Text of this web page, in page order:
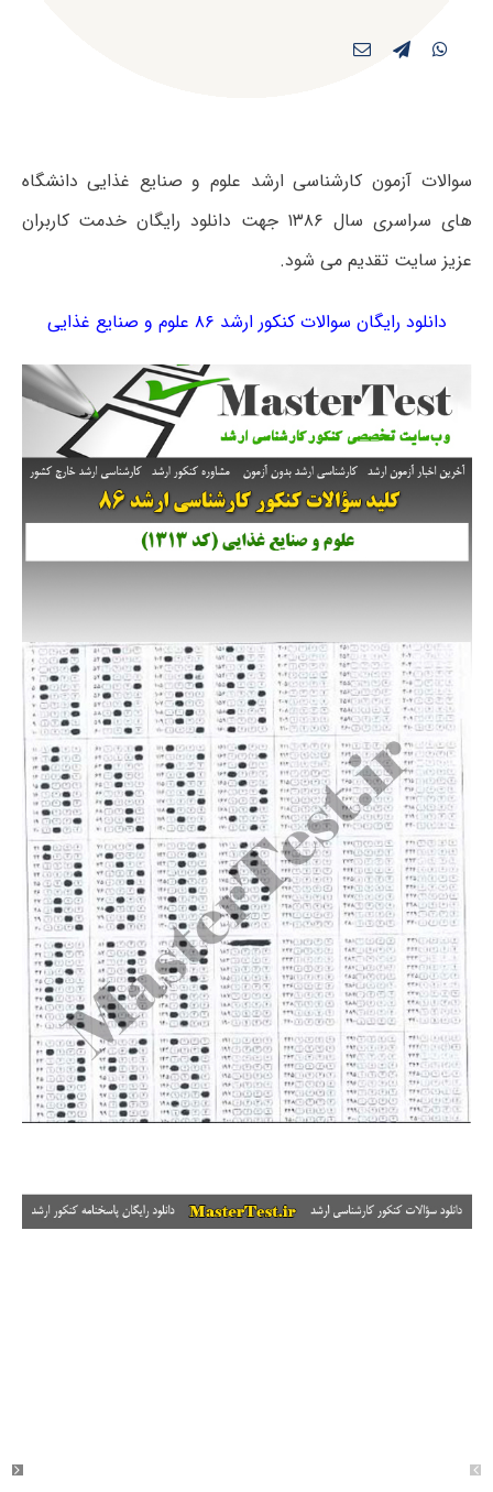
سوالات آزمون کارشناسی ارشد علوم و صنایع غذایی دانشگاه
های سراسری سال ۱۳۸۶ جهت دانلود رایگان خدمت کاربران
عزیز سایت تقدیم می شود.
دانلود رایگان سوالات کنکور ارشد ۸۶ علوم و صنایع غذایی